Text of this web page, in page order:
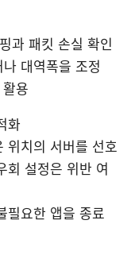
과 패킷 손실 확인
대역폭을 조정
용
화
위치의 서버를 선호
회 설정은 위반 여
필요한 앱을 종료